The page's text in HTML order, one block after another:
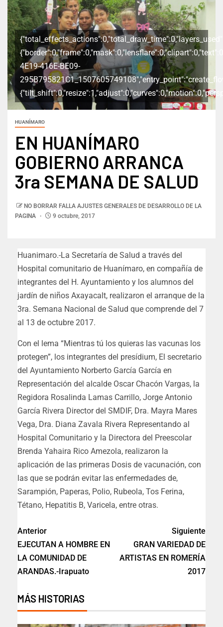
4E19-416E-BE09-
HUANÍMARO
EN HUANÍMARO
GOBIERNO ARRANCA
3ra SEMANA DE SALUD
NO BORRAR FALLA AJUSTES GENERALES DE DESARROLLO DE LA
PAGINA
9 octubre, 2017
Huanimaro.-La Secretaría de Salud a través del
Hospital comunitario de Huanímaro, en compañía de
integrantes del H. Ayuntamiento y los alumnos del
jardín de niños Axayacalt, realizaron el arranque de la
3ra. Semana Nacional de Salud que comprende del 7
al 13 de octubre 2017.
Con el lema “Mientras tú los quieras las vacunas los
protegen”, los integrantes del presídium, El secretario
del Ayuntamiento Norberto García García en
Representación del alcalde Oscar Chacón Vargas, la
Regidora Rosalinda Lamas Carrillo, Jorge Antonio
García Rivera Director del SMDIF, Dra. Mayra Mares
Vega, Dra. Diana Zavala Rivera Representando al
Hospital Comunitario y la Directora del Preescolar
Brenda Yahaira Rico Amezola, realizaron la
aplicación de las primeras Dosis de vacunación, con
las que se podrán evitar las enfermedades de,
Sarampión, Paperas, Polio, Rubeola, Tos Ferina,
Tétano, Hepatitis B, Varicela, entre otras.
Anterior
EJECUTAN A HOMBRE EN
LA COMUNIDAD DE
ARANDAS.-Irapuato
Siguiente
GRAN VARIEDAD DE
ARTISTAS EN ROMERÍA
2017
MÁS HISTORIAS